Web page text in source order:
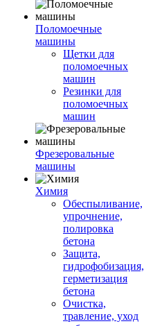
Поломоечные
машины
Щетки для
поломоечных
машин
Резинки для
поломоечных
машин
Фрезеровальные
машины
Химия
Обеспыливание,
упрочнение,
полировка
бетона
Защита,
гидрофобизация,
герметизация
бетона
Очистка,
травление, уход